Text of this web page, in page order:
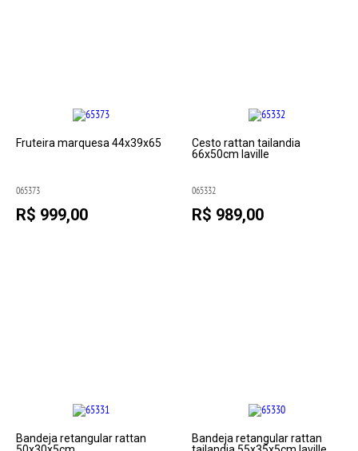
Fruteira marquesa 44x39x65
065373
R$ 999,00
Cesto rattan tailandia
66x50cm laville
065332
R$ 989,00
Bandeja retangular rattan
Bandeja retangular rattan